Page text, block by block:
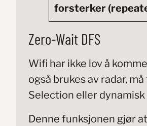
forsterker
Zero-Wait DFS
Wifi har ikke lov å
også brukes av radar,
Selection eller
Denne funksjonen gjør